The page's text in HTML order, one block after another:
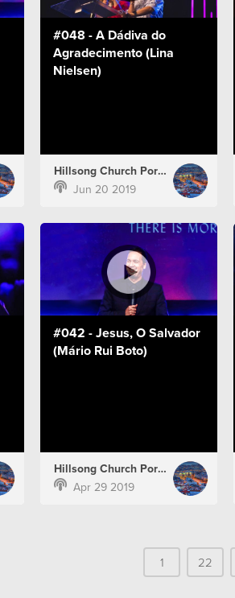
#048 - A Dádiva do
Agradecimento (Lina
Nielsen)
Hillsong Church Portugal
Jun 20 2019
#042 - Jesus, O Salvador
(Mário Rui Boto)
Hillsong Church Portugal
Apr 29 2019
1 22